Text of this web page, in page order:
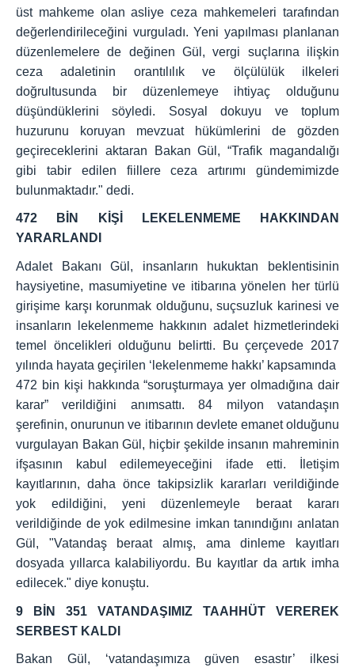
üst mahkeme olan asliye ceza mahkemeleri tarafından
değerlendirileceğini vurguladı. Yeni yapılması planlanan
düzenlemelere de değinen Gül, vergi suçlarına ilişkin
ceza adaletinin orantılılık ve ölçülülük ilkeleri
doğrultusunda bir düzenlemeye ihtiyaç olduğunu
düşündüklerini söyledi. Sosyal dokuyu ve toplum
huzurunu koruyan mevzuat hükümlerini de gözden
geçireceklerini aktaran Bakan Gül, “Trafik magandalığı
gibi tabir edilen fiillere ceza artırımı gündemimizde
bulunmaktadır." dedi.
472 BİN KİŞİ LEKELENMEME HAKKINDAN
YARARLANDI
Adalet Bakanı Gül, insanların hukuktan beklentisinin
haysiyetine, masumiyetine ve itibarına yönelen her türlü
girişime karşı korunmak olduğunu, suçsuzluk karinesi ve
insanların lekelenmeme hakkının adalet hizmetlerindeki
temel öncelikleri olduğunu belirtti. Bu çerçevede 2017
yılında hayata geçirilen ‘lekelenmeme hakkı’ kapsamında
472 bin kişi hakkında “soruşturmaya yer olmadığına dair
karar” verildiğini anımsattı. 84 milyon vatandaşın
şerefinin, onurunun ve itibarının devlete emanet olduğunu
vurgulayan Bakan Gül, hiçbir şekilde insanın mahreminin
ifşasının kabul edilemeyeceğini ifade etti. İletişim
kayıtlarının, daha önce takipsizlik kararları verildiğinde
yok edildiğini, yeni düzenlemeyle beraat kararı
verildiğinde de yok edilmesine imkan tanındığını anlatan
Gül, "Vatandaş beraat almış, ama dinleme kayıtları
dosyada yıllarca kalabiliyordu. Bu kayıtlar da artık imha
edilecek." diye konuştu.
9 BİN 351 VATANDAŞIMIZ TAAHHÜT VEREREK
SERBEST KALDI
Bakan Gül, ‘vatandaşımıza güven esastır’ ilkesi